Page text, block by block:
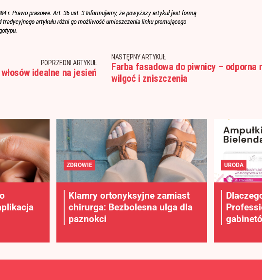
POPRZEDNI ARTYKUŁ
idealne na jesień
NASTĘPNY ARTYKUŁ
Farba fasadowa do piwnicy – odporna
wilgoć i zniszczenia
ZDROWIE
Klamry ortonyksyjne zamiast
chirurga: Bezbolesna ulga dla
paznokci
URODA